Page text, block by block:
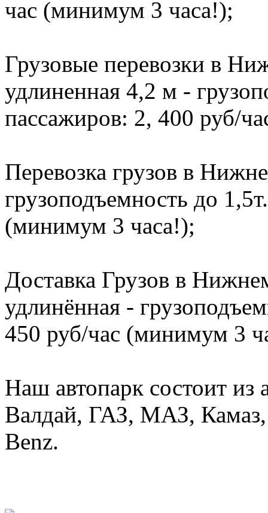
час (минимум 3 часа!);
Грузовые перевозки в
удлиненная 4,2 м -
пассажиров: 2, 400 руб/
Перевозка грузов в
грузоподъемность до
(минимум 3 часа!);
Доставка Грузов в
удлинённая -
450 руб/час (минимум 3
Наш автопарк состоит из
Валдай, ГАЗ, МАЗ, Камаз,
Benz.